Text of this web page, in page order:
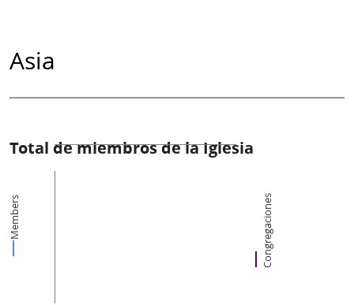
Asia
Total de miembros de la Iglesia
Members Congregaciones